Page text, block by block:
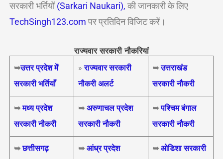
सरकारी भर्तियों(Sarkari Naukari), की जानकारी के लिए
TechSingh123.com पर प्रतिदिन विजिट करें।
राज्यवार सरकारी नौकरियां
➥उत्तर प्रदेश में
सरकारी भर्तियाँ
»राज्यवार सरकारी
नौकरी अलर्ट
➥ उत्तराखंड
सरकारी नौकरी
➥ मध्य प्रदेश
सरकारी नौकरी
➥ अरुणाचल प्रदेश
सरकारी नौकरी
➥ पश्चिम बंगाल
सरकारी नौकरी
➥ छत्तीसगढ़ ➥ आंध्र प्रदेश ➥ ओडिशा सरकारी